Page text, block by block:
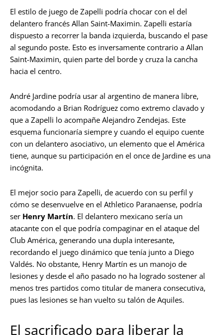
El estilo de juego de Zapelli podría chocar con el del
delantero francés Allan Saint-Maximin. Zapelli estaría
dispuesto a recorrer la banda izquierda, buscando el pase
al segundo poste. Esto es inversamente contrario a Allan
Saint-Maximin, quien parte del borde y cruza la cancha
hacia el centro.
André Jardine podría usar al argentino de manera libre,
acomodando a Brian Rodríguez como extremo clavado y
que a Zapelli lo acompañe Alejandro Zendejas. Este
esquema funcionaría siempre y cuando el equipo cuente
con un delantero asociativo, un elemento que el América
tiene, aunque su participación en el once de Jardine es una
incógnita.
El mejor socio para Zapelli, de acuerdo con su perfil y
cómo se desenvuelve en el Athletico Paranaense, podría
ser Henry Martín. El delantero mexicano sería un
atacante con el que podría compaginar en el ataque del
Club América, generando una dupla interesante,
recordando el juego dinámico que tenía junto a Diego
Valdés. No obstante, Henry Martín es un manojo de
lesiones y desde el año pasado no ha logrado sostener al
menos tres partidos como titular de manera consecutiva,
pues las lesiones se han vuelto su talón de Aquiles.
El sacrificado para liberar la